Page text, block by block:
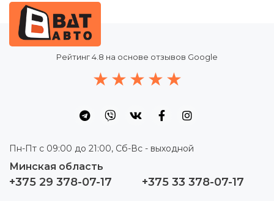
Рейтинг4.8 на основе отзывов Google
Пн-Пт с 09:00 до 21:00, Сб-Вс - выходной
Минская область
+375 29 378-07-17 +375 33 378-07-17